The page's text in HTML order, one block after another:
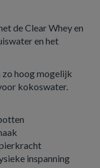
de Clear Whey en
en het
zo hoog mogelijk
kokoswater.
inspanning